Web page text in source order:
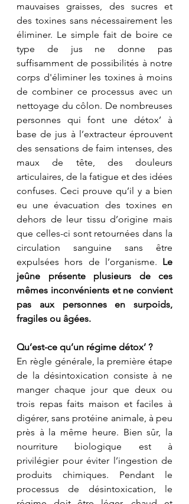
mauvaises graisses, des sucres et
des toxines sans nécessairement les
éliminer. Le simple fait de boire ce
type de jus ne donne pas
suffisamment de possibilités à notre
corps d'éliminer les toxines à moins
de combiner ce processus avec un
nettoyage du côlon. De nombreuses
personnes qui font une détox’ à
base de jus à l’extracteur éprouvent
des sensations de faim intenses, des
maux de tête, des douleurs
articulaires, de la fatigue et des idées
confuses. Ceci prouve qu’il y a bien
eu une évacuation des toxines en
dehors de leur tissu d’origine mais
que celles-ci sont retournées dans la
circulation sanguine sans être
expulsées hors de l’organisme. Le
jeûne présente plusieurs de ces
mêmes inconvénients et ne convient
pas aux personnes en surpoids,
fragiles ou âgées.
Qu’est-ce qu’un régime détox’ ?
En règle générale, la première étape
de la désintoxication consiste à ne
manger chaque jour que deux ou
trois repas faits maison et faciles à
digérer, sans protéine animale, à peu
près à la même heure. Bien sûr, la
nourriture biologique est à
privilégier pour éviter l’ingestion de
produits chimiques. Pendant le
processus de désintoxication, le